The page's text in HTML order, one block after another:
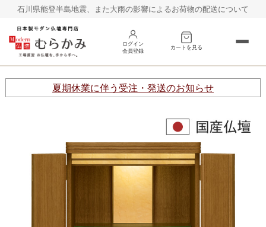
石川県能登半島地震、また大雨の影響によるお荷物の配送について
ログイン
会員登録
カートを見る
床置き 台置き
巻戸タイプ
仏具
夏期休業に伴う受注・発送のお知らせ